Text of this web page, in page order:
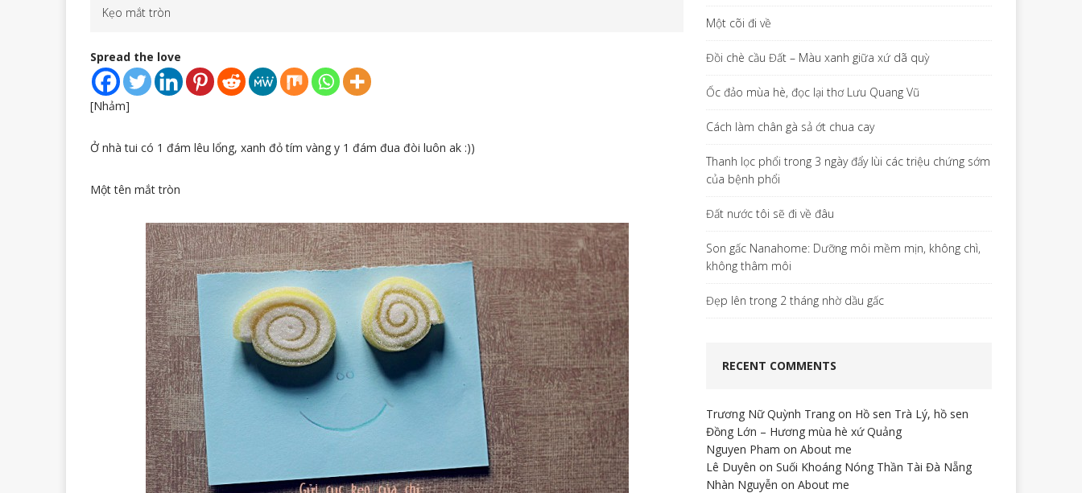
Kẹo mắt tròn
Spread the love
[Nhảm]
Ở nhà tui có 1 đám lêu lổng, xanh đỏ tím vàng y 1 đám đua đòi luôn ak :))
Một tên mắt tròn
Một cõi đi về
Đồi chè cầu Đất – Màu xanh giữa xứ dã quỳ
Ốc đảo mùa hè, đọc lại thơ Lưu Quang Vũ
Cách làm chân gà sả ớt chua cay
Thanh lọc phổi trong 3 ngày đẩy lùi các triệu chứng sớm
của bệnh phổi
Đất nước tôi sẽ đi về đâu
Son gấc Nanahome: Dưỡng môi mềm mịn, không chì,
không thâm môi
Đẹp lên trong 2 tháng nhờ dầu gấc
RECENT COMMENTS
Trương Nữ Quỳnh Trang on Hồ sen Trà Lý, hồ sen
Đồng Lớn – Hương mùa hè xứ Quảng
Nguyen Pham onAbout me
Lê Duyên onSuối Khoáng Nóng Thần Tài Đà Nẵng
Nhàn Nguyễn onAbout me